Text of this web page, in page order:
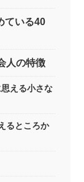
ている40
人の特徴
える小さな
るところか